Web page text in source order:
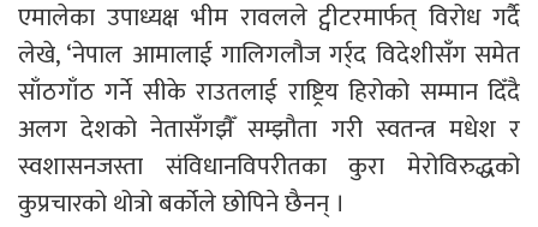
एमालेका उपाध्यक्ष भीम रावलले ट्वीटरमार्फत् विरोध गर्दै
लेखे, ‘नेपाल आमालाई गालिगलौज गर्र्द विदेशीसँग समेत
साँठगाँठ गर्ने सीके राउतलाई राष्ट्रिय हिरोको सम्मान दिँदै
अलग देशको नेतासँगझैँ सम्झौता गरी स्वतन्त्र मधेश र
स्वशासनजस्ता संविधानविपरीतका कुरा मेरोविरुद्धको
कुप्रचारको थोत्रो बर्कोले छोपिने छैनन् ।